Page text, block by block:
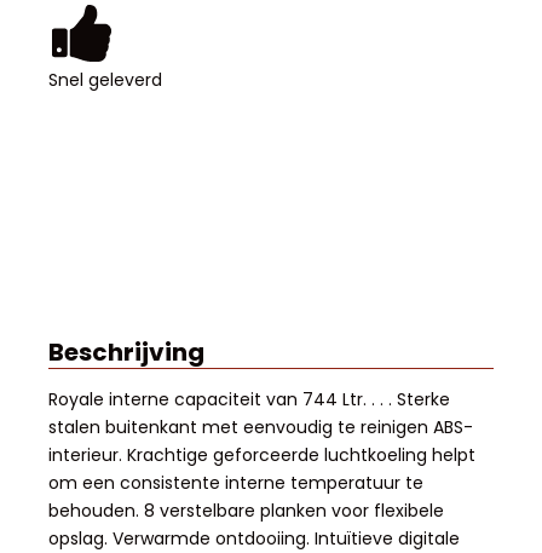
Snel geleverd
Beschrijving
Royale interne capaciteit van 744 Ltr. . . . Sterke
stalen buitenkant met eenvoudig te reinigen ABS-
interieur. Krachtige geforceerde luchtkoeling helpt
om een consistente interne temperatuur te
behouden. 8 verstelbare planken voor flexibele
opslag. Verwarmde ontdooiing. Intuïtieve digitale